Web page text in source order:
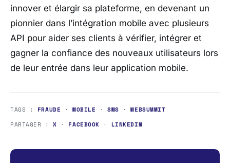
innover et élargir sa plateforme, en devenant un
pionnier dans l’intégration mobile avec plusieurs
API pour aider ses clients à vérifier, intégrer et
gagner la confiance des nouveaux utilisateurs lors
de leur entrée dans leur application mobile.
TAGS : FRAUDE · MOBILE ·SMS ·WEBSUMMIT
PARTAGER :X · FACEBOOK · LINKEDIN